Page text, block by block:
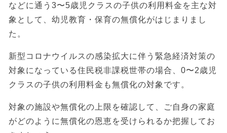
などに通う3〜5歳児クラスの子供の利用料金を主な対
象として、幼児教育・保育の無償化がはじまりまし
た。
新型コロナウイルスの感染拡大に伴う緊急経済対策の
対象になっている住民税非課税世帯の場合、0〜2歳児
クラスの子供の利用料金も無償化の対象です。
対象の施設や無償化の上限を確認して、ご自身の家庭
がどのように無償化の恩恵を受けられるか把握してお